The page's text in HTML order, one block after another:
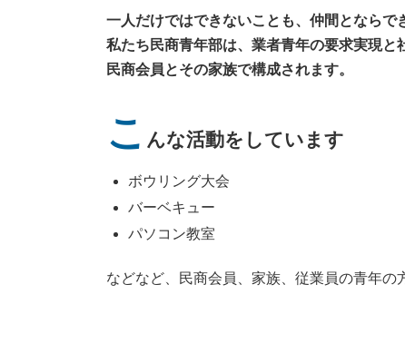
一人だけではできないことも、仲間とならで
私たち民商青年部は、業者青年の要求実現と
民商会員とその家族で構成されます。
こ んな活動をしています
ボウリング大会
バーベキュー
パソコン教室
などなど、民商会員、家族、従業員の青年の